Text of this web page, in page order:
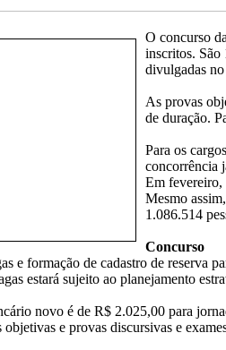
O concurso
inscritos. São
divulgadas
As provas
de duração.
Para os
concorrência
Em fevereiro,
Mesmo
1.086.514
Concurso
e formação de cadastro de reserva
estará sujeito ao planejamento
novo é de R$ 2.025,00 para
objetivas e provas discursivas e